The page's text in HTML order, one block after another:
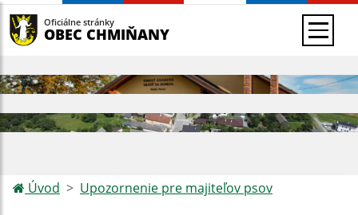
Oficiálne stránky
OBEC CHMIŇANY
Úvod Upozornenie pre majiteľov psov